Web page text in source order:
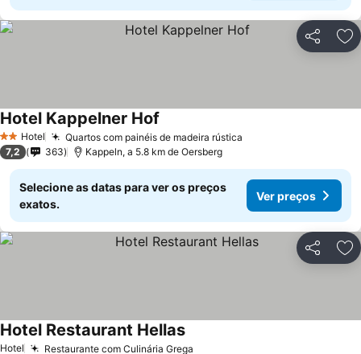
Partilhar
2 Estrelas
Hotel Quartos com painéis de madeira rústica
Hotel Kappelner Hof
7,2 363 Kappeln, a 5.8 km de Oersberg
Selecione as datas para ver os preços
exatos.
Ver preços
Partilhar
Hotel Restaurante com Culinária Grega
Hotel Restaurant Hellas